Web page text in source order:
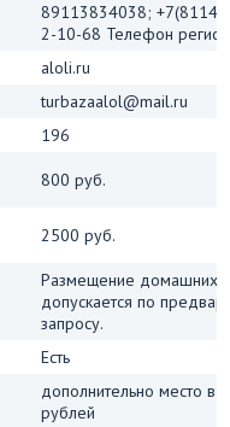
89113834038;
2-10-68 Телефон
aloli.ru
turbazaalol@mail.ru
196
800 руб.
2500 руб.
Размещение домашних
допускается по
запросу.
Есть
дополнительно место в
рублей